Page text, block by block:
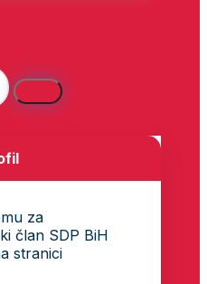
za
član SDP BiH
stranici